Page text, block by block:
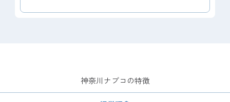
神奈川ナブコの特徴